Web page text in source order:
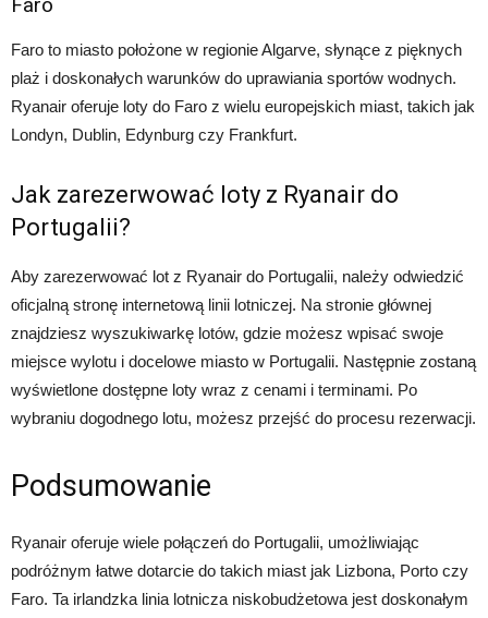
Faro to miasto położone w regionie Algarve, słynące z pięknych
plaż i doskonałych warunków do uprawiania sportów wodnych.
Ryanair oferuje loty do Faro z wielu europejskich miast, takich jak
Londyn, Dublin, Edynburg czy Frankfurt.
Jak zarezerwować loty z Ryanair do
Portugalii?
Aby zarezerwować lot z Ryanair do Portugalii, należy odwiedzić
oficjalną stronę internetową linii lotniczej. Na stronie głównej
znajdziesz wyszukiwarkę lotów, gdzie możesz wpisać swoje
miejsce wylotu i docelowe miasto w Portugalii. Następnie zostaną
wyświetlone dostępne loty wraz z cenami i terminami. Po
wybraniu dogodnego lotu, możesz przejść do procesu rezerwacji.
Podsumowanie
Ryanair oferuje wiele połączeń do Portugalii, umożliwiając
podróżnym łatwe dotarcie do takich miast jak Lizbona, Porto czy
Faro. Ta irlandzka linia lotnicza niskobudżetowa jest doskonałym